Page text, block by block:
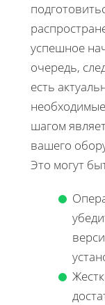
успешное
очередь,
есть
шагом
вашего
Это могут